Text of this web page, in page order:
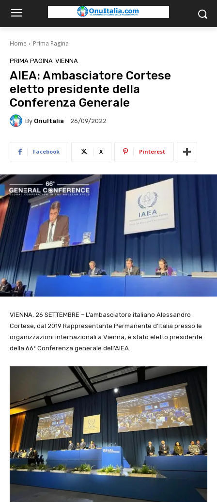
Home Prima Pagina
PRIMA PAGINA VIENNA
AIEA: Ambasciatore Cortese
eletto presidente della
Conferenza Generale
By OnuItalia 26/09/2022
Facebook X Pinterest
VIENNA, 26 SETTEMBRE – L’ambasciatore italiano Alessandro
Cortese, dal 2019 Rappresentante Permanente d’Italia presso le
organizzazioni internazionali a Vienna, è stato eletto presidente
della 66ª Conferenza generale dell’AIEA.